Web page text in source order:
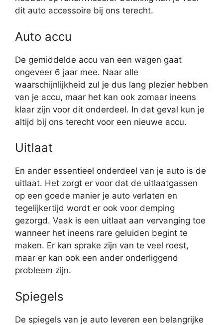
dit auto accessoire bij ons terecht.
Auto accu
De gemiddelde accu van een wagen gaat
ongeveer 6 jaar mee. Naar alle
waarschijnlijkheid zul je dus lang plezier hebben
van je accu, maar het kan ook zomaar ineens
klaar zijn voor dit onderdeel. In dat geval kun je
altijd bij ons terecht voor een nieuwe accu.
Uitlaat
En ander essentieel onderdeel van je auto is de
uitlaat. Het zorgt er voor dat de uitlaatgassen
op een goede manier je auto verlaten en
tegelijkertijd wordt er ook voor demping
gezorgd. Vaak is een uitlaat aan vervanging toe
wanneer het ineens rare geluiden begint te
maken. Er kan sprake zijn van te veel roest,
maar er kan ook een ander onderliggend
probleem zijn.
Spiegels
De spiegels van je auto leveren een belangrijke